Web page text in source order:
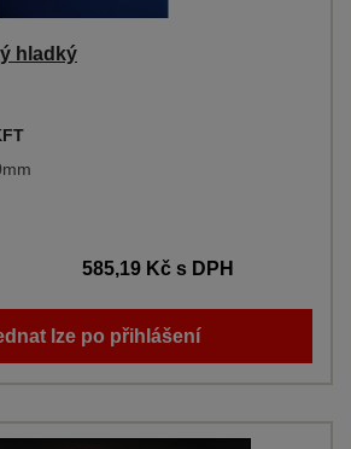
hladký
585,19 Kčs DPH
lze po přihlášení